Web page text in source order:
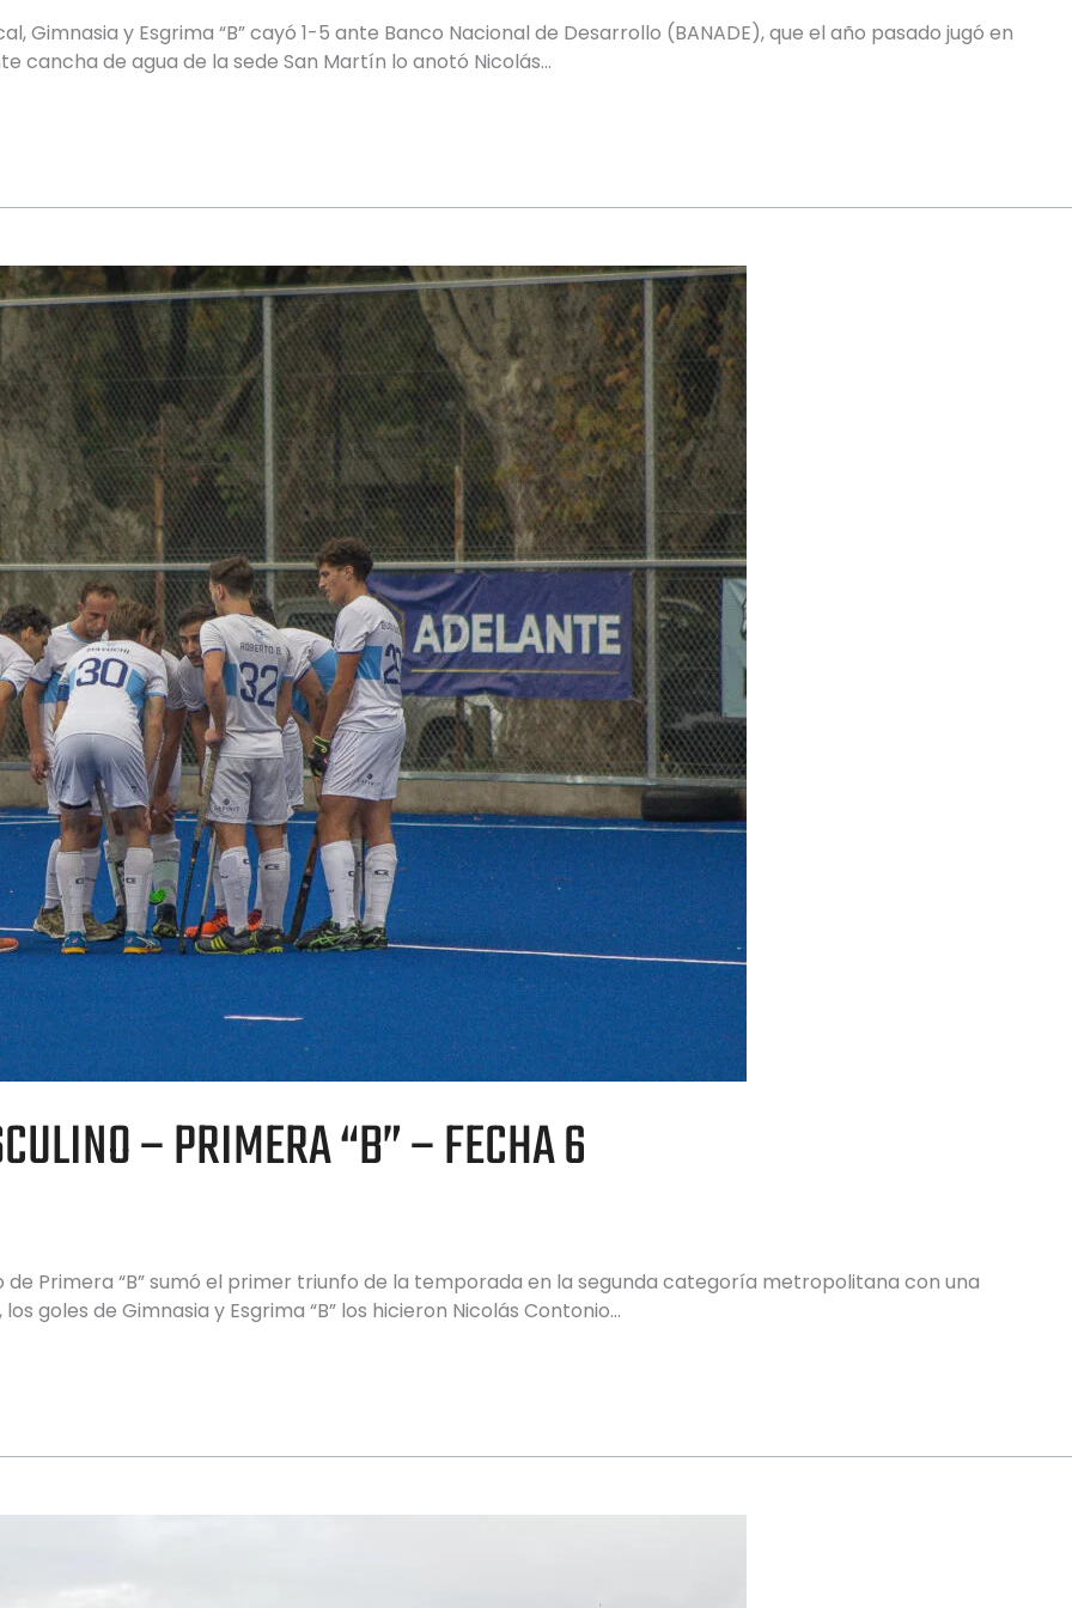
y Esgrima “B” cayó 1-5 ante Banco Nacional de Desarrollo (BANADE), que el año pasado jugó en
cancha de agua de la sede San Martín lo anotó Nicolás…
– PRIMERA “B” – FECHA 6
Primera “B” sumó el primer triunfo de la temporada en la segunda categoría metropolitana con una
goles de Gimnasia y Esgrima “B” los hicieron Nicolás Contonio…